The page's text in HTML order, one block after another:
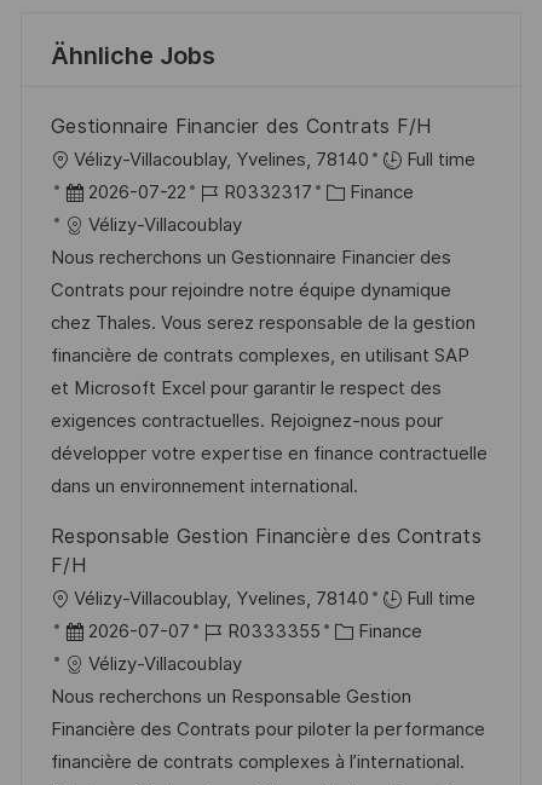
Ähnliche Jobs
Gestionnaire Financier des Contrats F/H
O
r
t
Vélizy-Villacoublay, Yvelines, 78140
Full time
D
a
t
u
m
d
e
r
V
e
ö
e
n
2026-07-22
J
o
b
-
I
D
R0332317
K
t
e
g
o
r
i
e
Finance
Vélizy-Villacoublay
Nous recherchons un Gestionnaire Financier des
Contrats pour rejoindre notre équipe dynamique
chez Thales. Vous serez responsable de la gestion
financière de contrats complexes, en utilisant SAP
et Microsoft Excel pour garantir le respect des
exigences contractuelles. Rejoignez-nous pour
développer votre expertise en finance contractuelle
dans un environnement international.
Responsable Gestion Financière des Contrats
F/H
O
r
t
Vélizy-Villacoublay, Yvelines, 78140
Full time
D
a
t
u
m
2026-07-07
J
o
b
-
I
R0333355
K
t
e
g
Finance
Vélizy-Villacoublay
Nous recherchons un Responsable Gestion
Financière des Contrats pour piloter la performance
financière de contrats complexes à l’international.